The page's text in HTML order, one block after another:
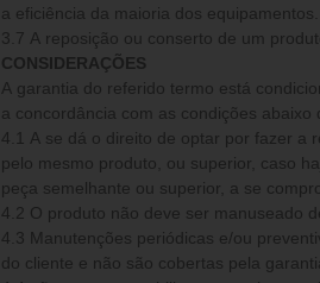
a eficiência da maioria dos equipamentos.
3.7 A reposição ou conserto de um
CONSIDERAÇÕES
A garantia do referido termo está
a concordância com as condições abaixo
4.1 A se dá o direito de optar por fazer a reparação do produto, substitui-lo por
pelo mesmo produto, ou superior, caso
peça
4.2 O produto não deve ser manuseado
4.3 Manutenções periódicas e/ou
do cliente e não são cobertas pela